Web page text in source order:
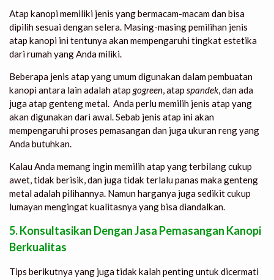
Atap kanopi memiliki jenis yang bermacam-macam dan bisa
dipilih sesuai dengan selera. Masing-masing pemilihan jenis
atap kanopi ini tentunya akan mempengaruhi tingkat estetika
dari rumah yang Anda miliki.
Beberapa jenis atap yang umum digunakan dalam pembuatan
kanopi antara lain adalah atap gogreen, atap spandek, dan ada
juga atap genteng metal. Anda perlu memilih jenis atap yang
akan digunakan dari awal. Sebab jenis atap ini akan
mempengaruhi proses pemasangan dan juga ukuran reng yang
Anda butuhkan.
Kalau Anda memang ingin memilih atap yang terbilang cukup
awet, tidak berisik, dan juga tidak terlalu panas maka genteng
metal adalah pilihannya. Namun harganya juga sedikit cukup
lumayan mengingat kualitasnya yang bisa diandalkan.
5. Konsultasikan Dengan Jasa Pemasangan Kanopi
Berkualitas
Tips berikutnya yang juga tidak kalah penting untuk dicermati